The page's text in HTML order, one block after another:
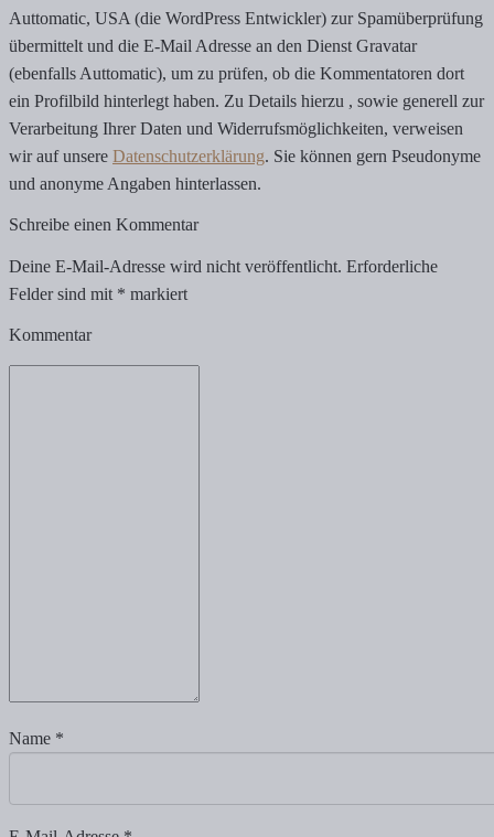
Auttomatic, USA (die WordPress Entwickler) zur Spamüberprüfung
übermittelt und die E-Mail Adresse an den Dienst Gravatar
(ebenfalls Auttomatic), um zu prüfen, ob die Kommentatoren dort
ein Profilbild hinterlegt haben. Zu Details hierzu , sowie generell zur
Verarbeitung Ihrer Daten und Widerrufsmöglichkeiten, verweisen
wir auf unsere Datenschutzerklärung. Sie können gern Pseudonyme
und anonyme Angaben hinterlassen.
Schreibe einen Kommentar
Deine E-Mail-Adresse wird nicht veröffentlicht. Erforderliche
Felder sind mit * markiert
Kommentar
Name *